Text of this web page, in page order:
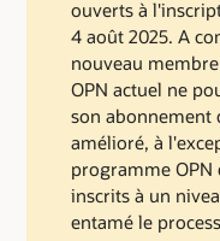
ouverts à
4 août 2025. A
nouveau
OPN actuel ne
son abonnement
amélioré, à
programme
inscrits à un
entamé le